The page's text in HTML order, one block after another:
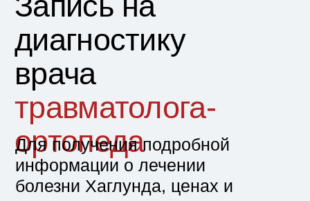
Диагностика
деформации
Хаглунда пяточной
кости